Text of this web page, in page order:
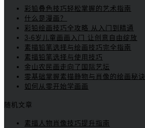
彩铅叠色技巧轻松掌握的艺术指南
什么是漫画？
彩铅绘画技巧全攻略 从入门到精通
3-6岁儿童画画入门 让创意自由绽放
素描铅笔选择与绘画技巧完全指南
素描铅笔选择与使用技巧
金山农民画走向了国际艺坛
零基础掌握素描静物与肖像的绘画秘诀
如何从零开始学画画
随机文章
素描人物肖像技巧提升指南